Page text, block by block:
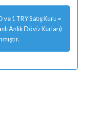
ve 1 TRY Satış Kuru =
Anlık Döviz Kurları)